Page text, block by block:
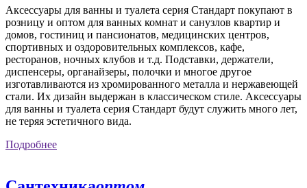
Аксессуары для ванны и туалета серия Стандарт покупают в
розницу и оптом для ванных комнат и санузлов квартир и
домов, гостиниц и пансионатов, медицинских центров,
спортивных и оздоровительных комплексов, кафе,
ресторанов, ночных клубов и т.д. Подставки, держатели,
диспенсеры, органайзеры, полочки и многое другое
изготавливаются из хромированного металла и нержавеющей
стали. Их дизайн выдержан в классическом стиле. Аксессуары
для ванны и туалета серия Стандарт будут служить много лет,
не теряя эстетичного вида.
Подробнее